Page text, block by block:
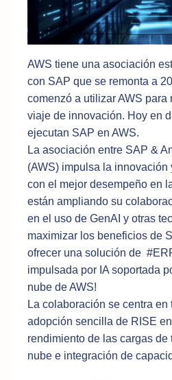
AWS tiene una asociación
con SAP que se remonta a
comenzó a utilizar AWS para
viaje de innovación. Hoy en
ejecutan SAP en AWS.
La asociación entre SAP &
(AWS) impulsa la innovación
con el mejor desempeño en
están ampliando su
en el uso de GenAI y otras
maximizar los beneficios de
ofrecer una solución de
impulsada por IA soportada
nube de AWS!
La colaboración se centra
adopción sencilla de RISE
rendimiento de las cargas
nube e integración de